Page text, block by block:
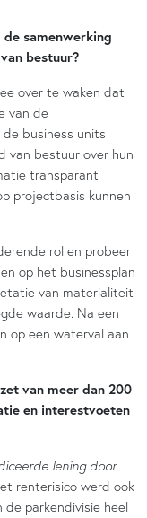
samenwerking
bestuur?
over te waken dat
van de
business units
van bestuur over hun
transparant
projectbasis kunnen
rol en probeer
op het businessplan
van materialiteit
waarde. Na een
op een waterval aan
van meer dan 200
en interestvoeten
lening door
renterisico werd ook
de parkendivisie heel